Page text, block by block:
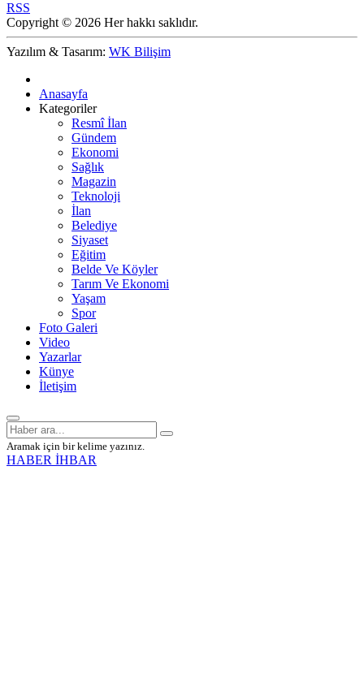
RSS
Copyright © 2026 Her hakkı saklıdır.
Yazılım & Tasarım: WK Bilişim
Anasayfa
Kategoriler
Resmî İlan
Gündem
Ekonomi
Sağlık
Magazin
Teknoloji
İlan
Belediye
Siyaset
Eğitim
Belde Ve Köyler
Tarım Ve Ekonomi
Yaşam
Spor
Foto Galeri
Video
Yazarlar
Künye
İletişim
Aramak için bir kelime yazınız.
HABER İHBAR